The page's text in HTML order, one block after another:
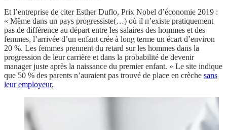
Et l’entreprise de citer Esther Duflo, Prix Nobel d’économie 2019 :
« Même dans un pays progressiste(…) où il n’existe pratiquement
pas de différence au départ entre les salaires des hommes et des
femmes, l’arrivée d’un enfant crée à long terme un écart d’environ
20 %. Les femmes prennent du retard sur les hommes dans la
progression de leur carrière et dans la probabilité de devenir
manager juste après la naissance du premier enfant. » Le site indique
que 50 % des parents n’auraient pas trouvé de place en crèche sans
leur employeur.